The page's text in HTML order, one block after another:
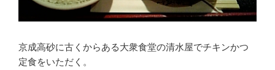
京成高砂に古くからある大衆食堂の清水屋でチキンかつ
定食をいただく。